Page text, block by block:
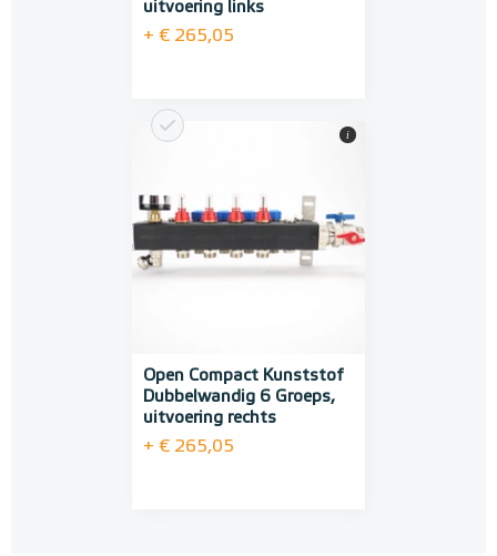
uitvoering links
+ € 265,05
Open Compact Kunststof
Dubbelwandig 6 Groeps,
uitvoering rechts
+ € 265,05
i